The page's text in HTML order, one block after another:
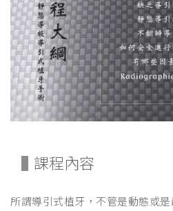
課程內容
所謂導引式植牙，不管是動態或